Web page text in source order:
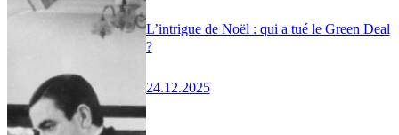
L’intrigue de Noël : qui a tué le Green Deal
?
24.12.2025